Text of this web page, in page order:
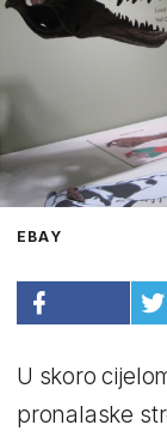
EBAY
U skoro
pronalaske